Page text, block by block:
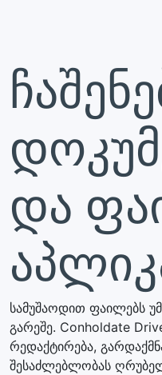
და
სამუშაოდით ფაილებს
გარეშე. Conholdate
რედაქტირება,
შესაძლებლობას